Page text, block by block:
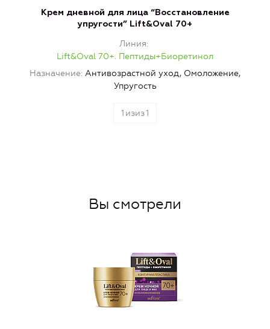
Крем дневной для лица “Восстановление
упругости” Lift&Oval 70+
Линия
Lift&Oval 70+. Пептиды+Биоретинол
Назначение Антивозрастной уход, Омоложение,
Упругость
1 изиз1
Вы смотрели